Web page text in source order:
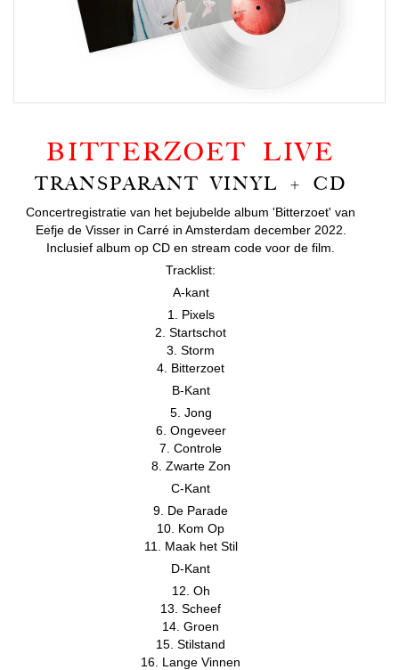
BITTERZOET LIVE
TRANSPARANT VINYL + CD
Concertregistratie van het bejubelde album 'Bitterzoet' van
Eefje de Visser in Carré in Amsterdam december 2022.
Inclusief album op CD en stream code voor de film.
Tracklist:
A-kant
1. Pixels
2. Startschot
3. Storm
4. Bitterzoet
B-Kant
5. Jong
6. Ongeveer
7. Controle
8. Zwarte Zon
C-Kant
9. De Parade
10. Kom Op
11. Maak het Stil
D-Kant
12. Oh
13. Scheef
14. Groen
15. Stilstand
16. Lange Vinnen